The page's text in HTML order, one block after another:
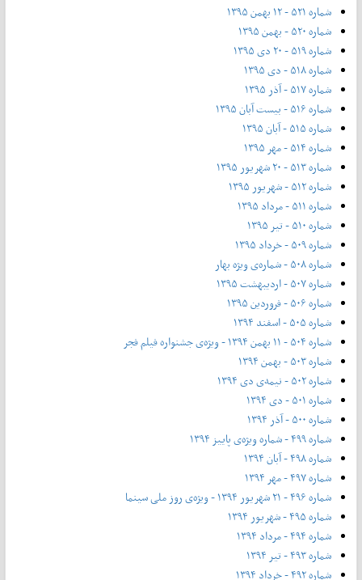
شماره ۵۲۱ - ۱۲ بهمن ۱۳۹۵
شماره ۵۲۰ - بهمن ۱۳۹۵
شماره ۵۱۹ - ۲۰ دی ۱۳۹۵
شماره ۵۱۸ - دی ۱۳۹۵
شماره ۵۱۷ - آذر ۱۳۹۵
شماره ۵۱۶ - بیست آبان ۱۳۹۵
شماره ۵۱۵ - آبان ۱۳۹۵
شماره ۵۱۴ - مهر ۱۳۹۵
شماره ۵۱۳ - ۲۰ شهریور ۱۳۹۵
شماره ۵۱۲ - شهریور ۱۳۹۵
شماره ۵۱۱ - مرداد ۱۳۹۵
شماره ۵۱۰ - تیر ۱۳۹۵
شماره ۵۰۹ - خرداد ۱۳۹۵
شماره ۵۰۸ - شماره‌ی ویژه بهار
شماره ۵۰۷ - اردیبهشت ۱۳۹۵
شماره ۵۰۶ - فروردین ۱۳۹۵
شماره ۵۰۵ - اسفند ۱۳۹۴
شماره ۵۰۴ - ۱۱ بهمن ۱۳۹۴ - ویژه‌ی جشنواره فیلم فجر
شماره ۵۰۳ - بهمن ۱۳۹۴
شماره ۵۰۲ - نیمه‌ی دی ۱۳۹۴
شماره ۵۰۱ - دی ۱۳۹۴
شماره ۵۰۰ - آذر ۱۳۹۴
شماره ۴۹۹ - شماره ویژه‌ی پاییز ۱۳۹۴
شماره ۴۹۸ - آبان ۱۳۹۴
شماره ۴۹۷ - مهر ۱۳۹۴
شماره ۴۹۶ - ۲۱ شهریور ۱۳۹۴ - ویژه‌ی روز ملی سینما
شماره ۴۹۵ - شهریور ۱۳۹۴
شماره ۴۹۴ - مرداد ۱۳۹۴
شماره ۴۹۳ - تیر ۱۳۹۴
شماره ۴۹۲ - خرداد ۱۳۹۴